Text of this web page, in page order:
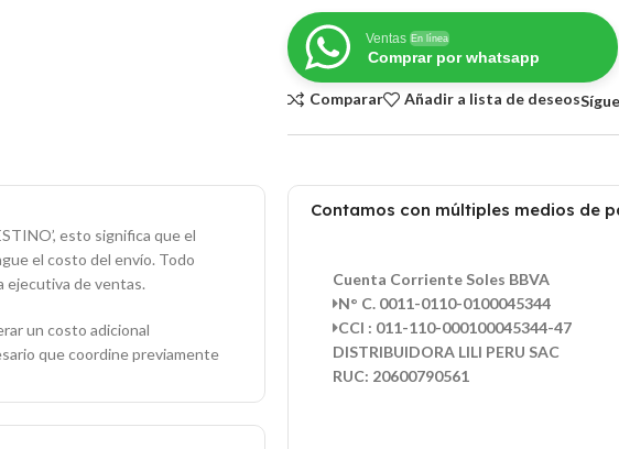
Ventas En línea
Comprar por whatsapp
Comparar Añadir a lista de deseos
esto significa que el
el costo del envío. Todo
ejecutiva de ventas.
un costo adicional
que coordine previamente
Contamos con múltiples medios de
Cuenta Corriente Soles BBVA
N° C. 0011-0110-0100045344
CCI : 011-110-000100045344-47
DISTRIBUIDORA LILI PERU SAC
RUC: 20600790561